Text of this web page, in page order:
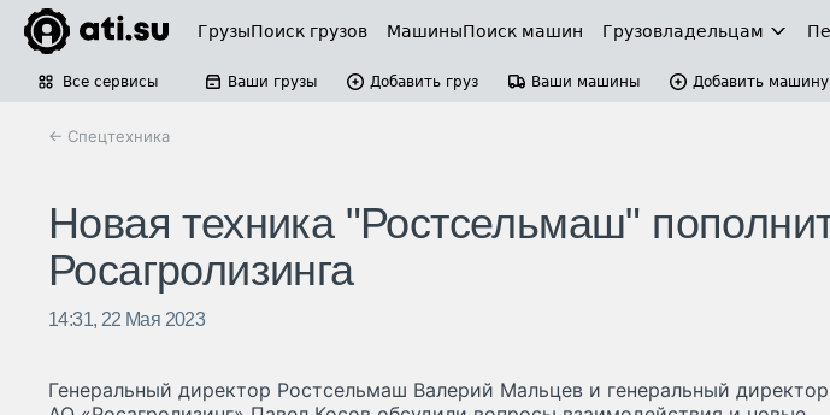
ГрузыПоиск грузов МашиныПоиск машин Грузовладельцам
Все сервисы Ваши грузы Добавить груз Ваши машины Добавить машину
← Спецтехника
Новая техника "Ростсельмаш"
Росагролизинга
14:31, 22 Мая 2023
Генеральный директор Ростсельмаш Валерий Мальцев и генеральный директор